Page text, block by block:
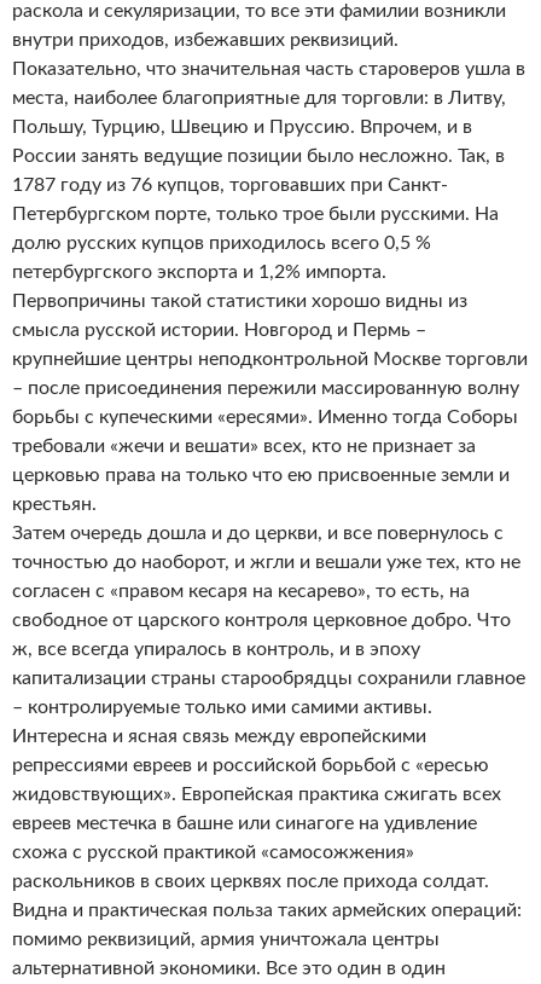
раскола и секуляризации, то все эти фамилии возникли
внутри приходов, избежавших реквизиций.
Показательно, что значительная часть староверов ушла в
места, наиболее благоприятные для торговли: в Литву,
Польшу, Турцию, Швецию и Пруссию. Впрочем, и в
России занять ведущие позиции было несложно. Так, в
1787 году из 76 купцов, торговавших при Санкт-
Петербургском порте, только трое были русскими. На
долю русских купцов приходилось всего 0,5 %
петербургского экспорта и 1,2% импорта.
Первопричины такой статистики хорошо видны из
смысла русской истории. Новгород и Пермь –
крупнейшие центры неподконтрольной Москве торговли
– после присоединения пережили массированную волну
борьбы с купеческими «ересями». Именно тогда Соборы
требовали «жечи и вешати» всех, кто не признает за
церковью права на только что ею присвоенные земли и
крестьян.
Затем очередь дошла и до церкви, и все повернулось с
точностью до наоборот, и жгли и вешали уже тех, кто не
согласен с «правом кесаря на кесарево», то есть, на
свободное от царского контроля церковное добро. Что
ж, все всегда упиралось в контроль, и в эпоху
капитализации страны старообрядцы сохранили главное
– контролируемые только ими самими активы.
Интересна и ясная связь между европейскими
репрессиями евреев и российской борьбой с «ересью
жидовствующих». Европейская практика сжигать всех
евреев местечка в башне или синагоге на удивление
схожа с русской практикой «самосожжения»
раскольников в своих церквях после прихода солдат.
Видна и практическая польза таких армейских операций:
помимо реквизиций, армия уничтожала центры
альтернативной экономики. Все это один в один